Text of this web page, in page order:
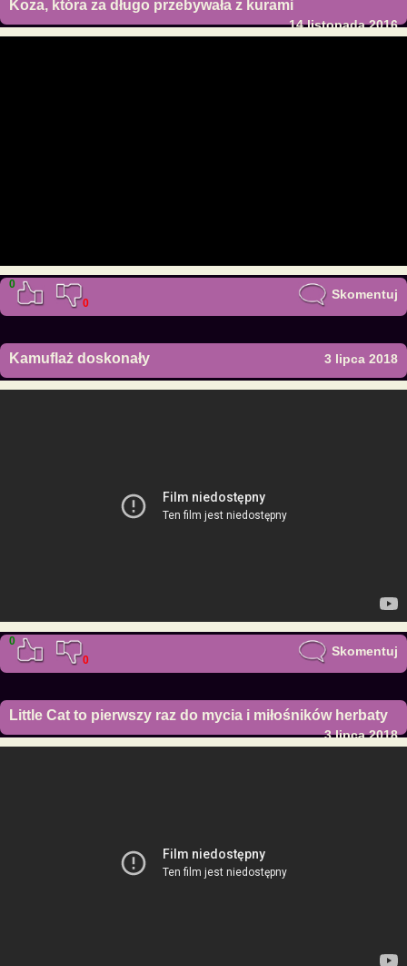
Koza, która za długo przebywała z kurami
14 listopada 2016
0
0
Skomentuj
Kamuflaż doskonały 3 lipca 2018
0
0
Skomentuj
Little Cat to pierwszy raz do mycia i miłośników herbaty
3 lipca 2018